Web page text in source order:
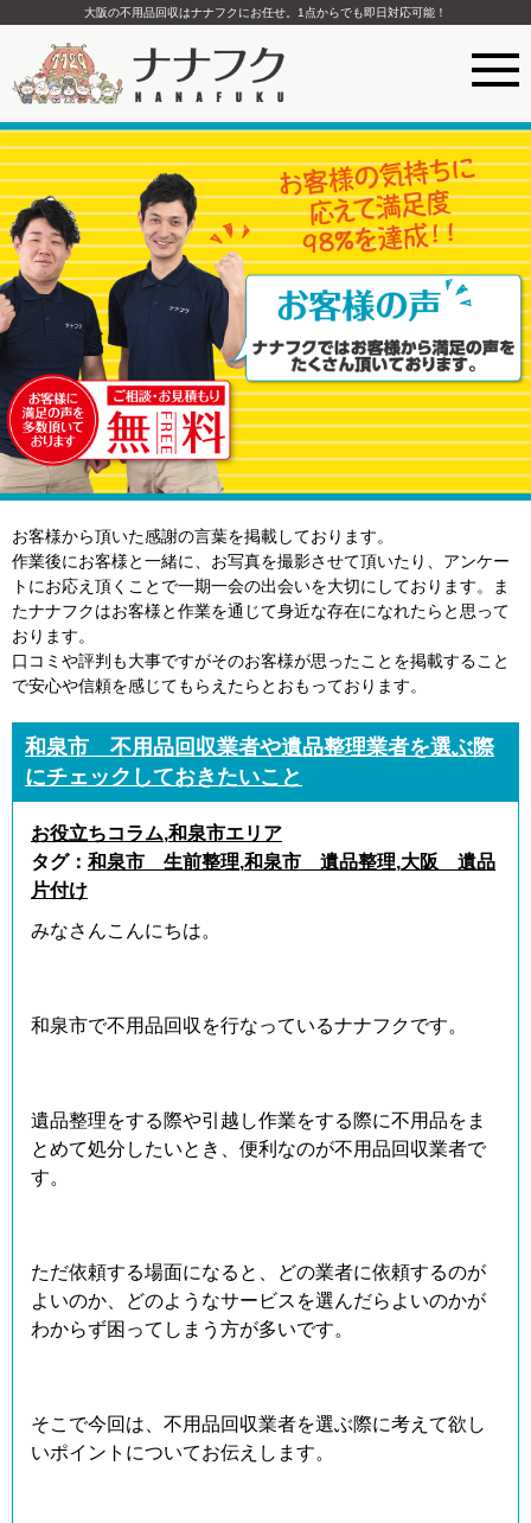
大阪の不用品回収はナナフクにお任せ。1点からでも即日対応可能！
お客様から頂いた感謝の言葉を掲載しております。
作業後にお客様と一緒に、お写真を撮影させて頂いたり、アンケー
トにお応え頂くことで一期一会の出会いを大切にしております。ま
たナナフクはお客様と作業を通じて身近な存在になれたらと思って
おります。
口コミや評判も大事ですがそのお客様が思ったことを掲載すること
で安心や信頼を感じてもらえたらとおもっております。
和泉市 不用品回収業者や遺品整理業者を選ぶ際
にチェックしておきたいこと
お役立ちコラム,和泉市エリア
タグ： 和泉市 生前整理,和泉市 遺品整理,大阪 遺品
片付け
みなさんこんにちは。
和泉市で不用品回収を行なっているナナフクです。
遺品整理をする際や引越し作業をする際に不用品をま
とめて処分したいとき、便利なのが不用品回収業者で
す。
ただ依頼する場面になると、どの業者に依頼するのが
よいのか、どのようなサービスを選んだらよいのかが
わからず困ってしまう方が多いです。
そこで今回は、不用品回収業者を選ぶ際に考えて欲し
いポイントについてお伝えします。